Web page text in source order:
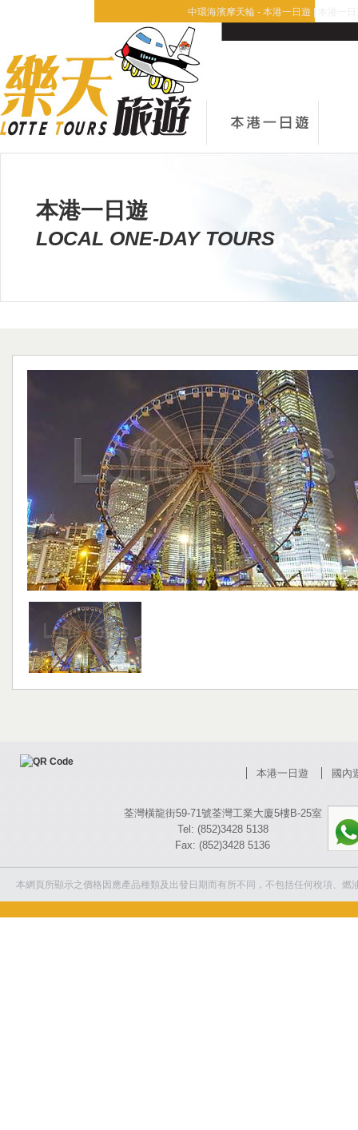
中環海濱摩天輪 - 本港一日遊 | 本港一
本港一日遊
LOCAL ONE-DAY TOURS
本港一日遊 國內
荃灣橫龍街59-71號荃灣工業大廈5樓B-25室
Tel: (852)3428 5138
Fax: (852)3428 5136
本網頁所顯示之價格因應產品種類及出發日期而有所不同，不包括任何稅項、